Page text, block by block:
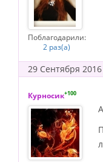
Поблагодарили:
2 раз(а)
29 Сентября
Курносик+100